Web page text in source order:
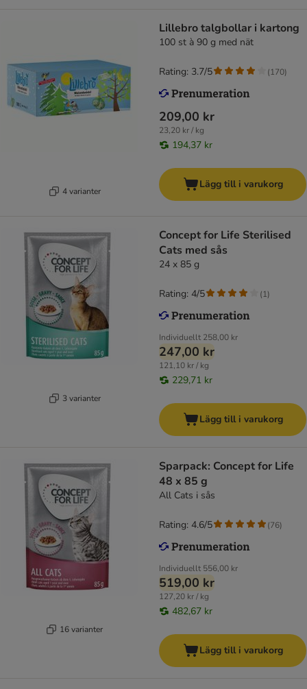
4 varianter
Lillebro talgbollar i kartong
100 st à 90 g med nät
209,00 kr
23,20 kr / kg
194,37 kr
Rating: 3.7/5 (170)
Lägg till i varukorg
3 varianter
Concept for Life Sterilised
Cats med sås
24 x 85 g
Individuellt 258,00 kr
247,00 kr
121,10 kr / kg
229,71 kr
Rating: 4/5 (1)
Lägg till i varukorg
16 varianter
Sparpack: Concept for Life
48 x 85 g
All Cats i sås
Individuellt 556,00 kr
519,00 kr
127,20 kr / kg
482,67 kr
Rating: 4.6/5 (76)
Lägg till i varukorg